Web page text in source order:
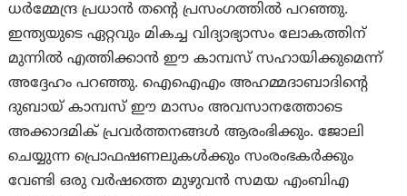
ധർമ്മേന്ദ്ര പ്രധാൻ തന്റെ പ്രസംഗത്തിൽ പറഞ്ഞു.
ഇന്ത്യയുടെ ഏറ്റവും മികച്ച വിദ്യാഭ്യാസം ലോകത്തിന്
മുന്നിൽ എത്തിക്കാൻ ഈ കാമ്പസ് സഹായിക്കുമെന്ന്
അദ്ദേഹം പറഞ്ഞു. ഐഐഎം അഹമ്മദാബാദിന്റെ
ദുബായ് കാമ്പസ് ഈ മാസം അവസാനത്തോടെ
അക്കാദമിക് പ്രവർത്തനങ്ങൾ ആരംഭിക്കും. ജോലി
ചെയ്യുന്ന പ്രൊഫഷണലുകൾക്കും സംരംഭകർക്കും
വേണ്ടി ഒരു വർഷത്തെ മുഴുവൻ സമയ എംബിഎ